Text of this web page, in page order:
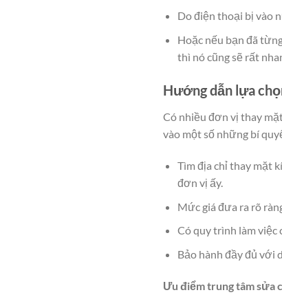
Do điện thoại bị vào
Hoặc nếu bạn đã
thì nó cũng sẽ rất
Hướng dẫn lựa
Có nhiều đơn vị thay
vào một số những bí
Tìm địa chỉ thay mặt
đơn vị ấy.
Mức giá đưa ra rõ
Có quy trình làm việc
Bảo hành đầy đủ với
Ưu điểm trung tâm sửa